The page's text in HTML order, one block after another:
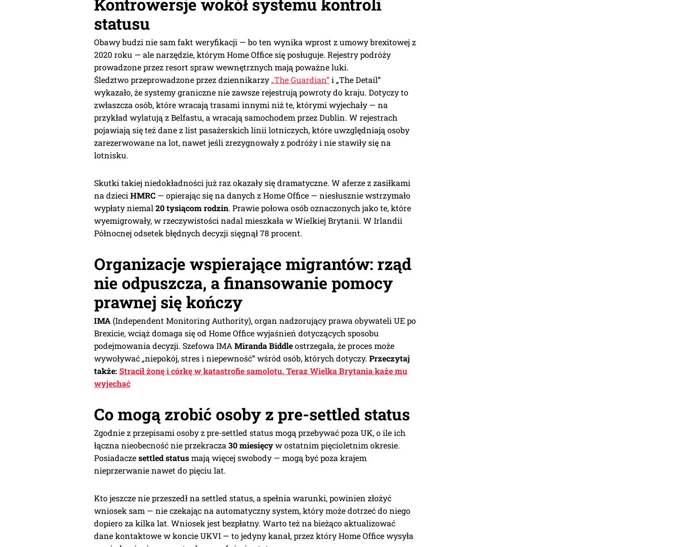
Kontrowersje wokół systemu kontroli
statusu
Obawy budzi nie sam fakt weryfikacji — bo ten wynika wprost z umowy brexitowej z
2020 roku — ale narzędzie, którym Home Office się posługuje. Rejestry podróży
prowadzone przez resort spraw wewnętrznych mają poważne luki.
Śledztwo przeprowadzone przez dziennikarzy „The Guardian”i „The Detail”
wykazało, że systemy graniczne nie zawsze rejestrują powroty do kraju. Dotyczy to
zwłaszcza osób, które wracają trasami innymi niż te, którymi wyjechały — na
przykład wylatują z Belfastu, a wracają samochodem przez Dublin. W rejestrach
pojawiają się też dane z list pasażerskich linii lotniczych, które uwzględniają osoby
zarezerwowane na lot, nawet jeśli zrezygnowały z podróży i nie stawiły się na
lotnisku.
Skutki takiej niedokładności już raz okazały się dramatyczne. W aferze z zasiłkami
na dzieciHMRC — opierając się na danych z Home Office — niesłusznie wstrzymało
wypłaty niemal20 tysiącom rodzin. Prawie połowa osób oznaczonych jako te, które
wyemigrowały, w rzeczywistości nadal mieszkała w Wielkiej Brytanii. W Irlandii
Północnej odsetek błędnych decyzji sięgnął 78 procent.
Organizacje wspierające migrantów: rząd
nie odpuszcza, a finansowanie pomocy
prawnej się kończy
IMA(Independent Monitoring Authority), organ nadzorujący prawa obywateli UE po
Brexicie, wciąż domaga się od Home Office wyjaśnień dotyczących sposobu
podejmowania decyzji. Szefowa IMAMiranda Biddleostrzegała, że proces może
wywoływać „niepokój, stres i niepewność” wśród osób, których dotyczy. Przeczytaj
także: Stracił żonę i córkę w katastrofie samolotu. Teraz Wielka Brytania każe mu
wyjechać
Co mogą zrobić osoby z pre-settled status
Zgodnie z przepisami osoby z pre-settled status mogą przebywać poza UK, o ile ich
łączna nieobecność nie przekracza30 miesięcyw ostatnim pięcioletnim okresie.
Posiadaczesettled statusmają więcej swobody — mogą być poza krajem
nieprzerwanie nawet do pięciu lat.
Kto jeszcze nie przeszedł na settled status, a spełnia warunki, powinien złożyć
wniosek sam — nie czekając na automatyczny system, który może dotrzeć do niego
dopiero za kilka lat. Wniosek jest bezpłatny. Warto też na bieżąco aktualizować
dane kontaktowe w koncie UKVI — to jedyny kanał, przez który Home Office wysyła